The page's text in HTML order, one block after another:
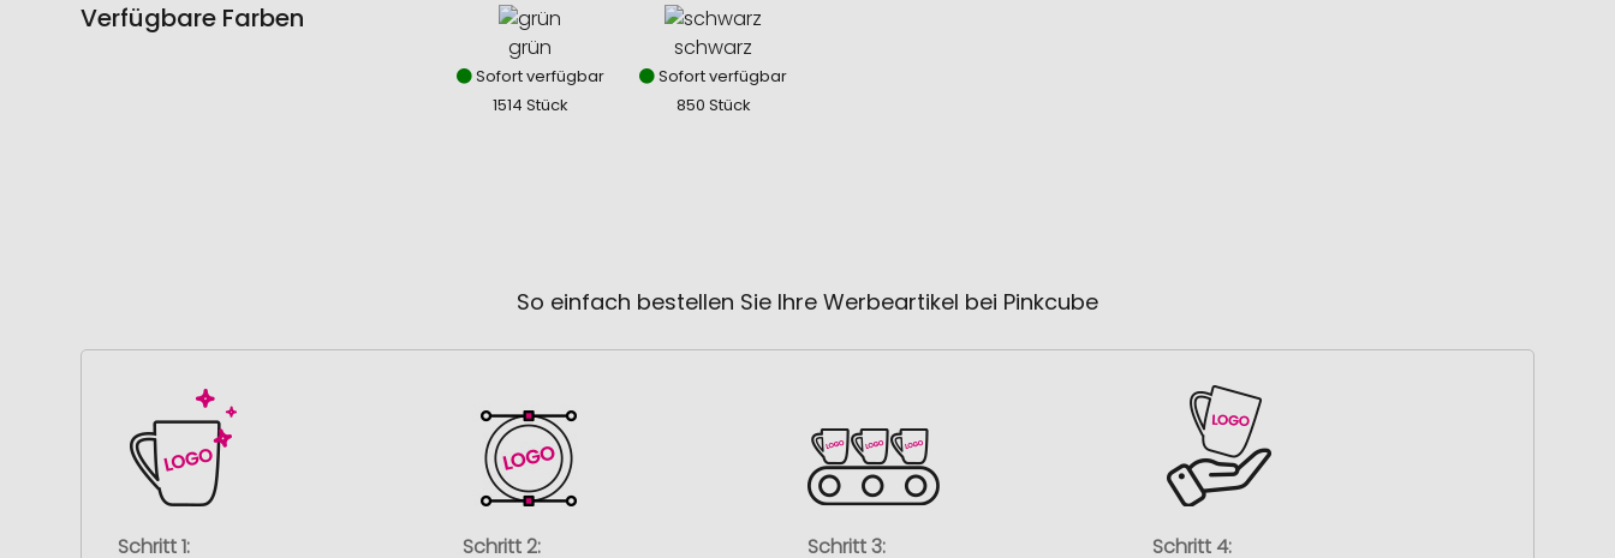
Verfügbare Farben
grün
Sofort verfügbar
1514 Stück
schwarz
Sofort verfügbar
850 Stück
So einfach bestellen Sie Ihre Werbeartikel bei Pinkcube
Schritt 1: Schritt 2: Schritt 3: Schritt 4: